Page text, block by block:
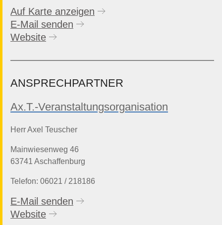
Auf Karte anzeigen
E-Mail senden
Website
ANSPRECHPARTNER
Ax.T.-Veranstaltungsorganisation
Herr Axel Teuscher
Mainwiesenweg 46
63741 Aschaffenburg
Telefon: 06021 / 218186
E-Mail senden
Website